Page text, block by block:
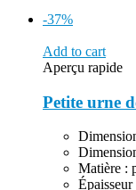
-37%
Add to cart
Aperçu rapide
Petite urne
Matière :